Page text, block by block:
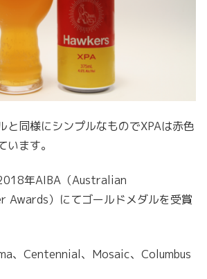
と同様にシンプルなものでXPAは赤色
ます。
年AIBA（Australian
）にてゴールドメダルを受賞
、Centennial、Mosaic、Columbus